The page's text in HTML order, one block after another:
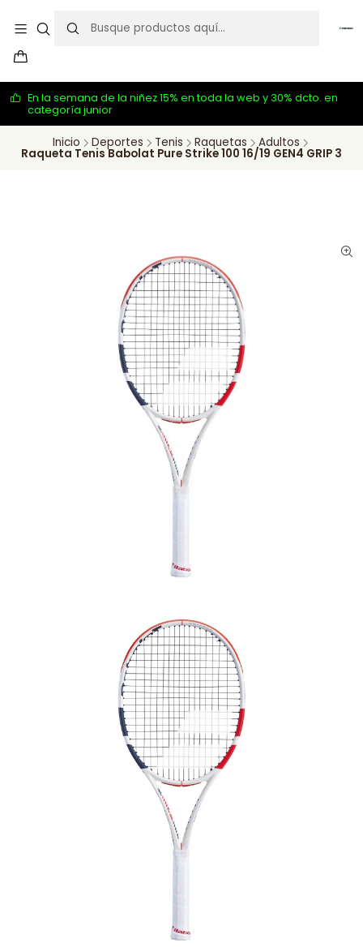
En la semana de la niñez 15% en toda la web y 30% dcto. en
categoría junior
Inicio Deportes Tenis Raquetas Adultos
Raqueta Tenis Babolat Pure Strike 100 16/19 GEN4 GRIP 3